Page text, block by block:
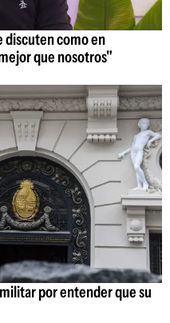
discuten como en
que nosotros"
por entender que su